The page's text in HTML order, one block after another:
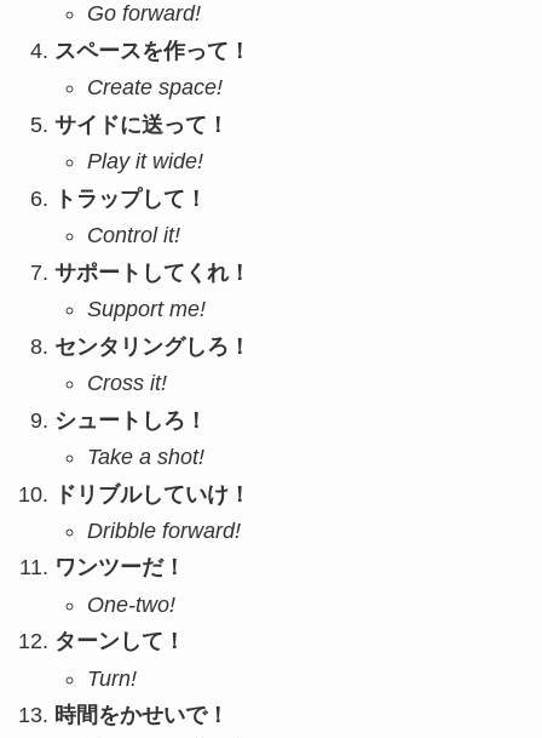
Go forward!
スペースを作って！
Create space!
サイドに送って！
Play it wide!
トラップして！
Control it!
サポートしてくれ！
Support me!
センタリングしろ！
Cross it!
シュートしろ！
Take a shot!
ドリブルしていけ！
Dribble forward!
ワンツーだ！
One-two!
ターンして！
Turn!
時間をかせいで！